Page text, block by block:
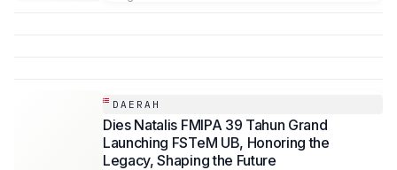
DAERAH
Dies Natalis FMIPA 39 Tahun Grand
Launching FSTeM UB, Honoring the
Legacy, Shaping the Future